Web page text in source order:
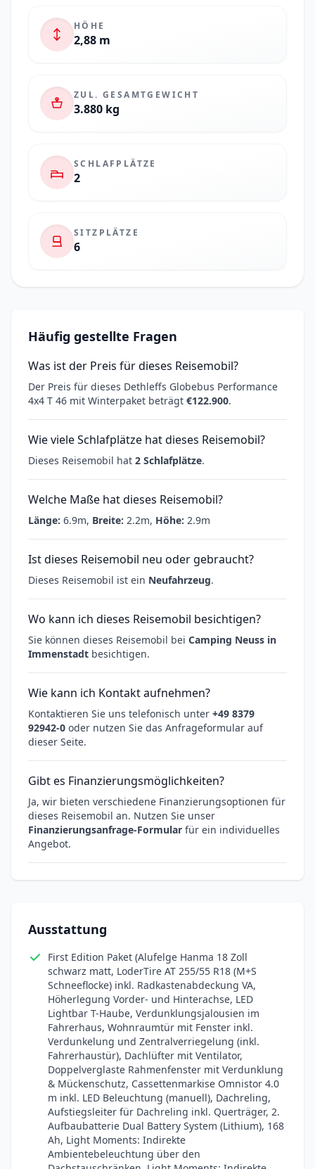
HÖHE
2,88 m
ZUL. GESAMTGEWICHT
3.880 kg
SCHLAFPLÄTZE
2
SITZPLÄTZE
6
Häufig gestellte Fragen
Was ist der Preis für dieses Reisemobil?
Der Preis für dieses Dethleffs Globebus Performance
4x4 T 46 mit Winterpaket beträgt €122.900.
Wie viele Schlafplätze hat dieses Reisemobil?
Dieses Reisemobil hat 2 Schlafplätze.
Welche Maße hat dieses Reisemobil?
Länge: 6.9m, Breite: 2.2m, Höhe: 2.9m
Ist dieses Reisemobil neu oder gebraucht?
Dieses Reisemobil ist ein Neufahrzeug.
Wo kann ich dieses Reisemobil besichtigen?
Sie können dieses Reisemobil bei Camping Neuss in
Immenstadt besichtigen.
Wie kann ich Kontakt aufnehmen?
Kontaktieren Sie uns telefonisch unter +49 8379
92942-0 oder nutzen Sie das Anfrageformular auf
dieser Seite.
Gibt es Finanzierungsmöglichkeiten?
Ja, wir bieten verschiedene Finanzierungsoptionen für
dieses Reisemobil an. Nutzen Sie unser
Finanzierungsanfrage-Formular für ein individuelles
Angebot.
Ausstattung
First Edition Paket (Alufelge Hanma 18 Zoll
schwarz matt, LoderTire AT 255/55 R18 (M+S
Schneeflocke) inkl. Radkastenabdeckung VA,
Höherlegung Vorder- und Hinterachse, LED
Lightbar T-Haube, Verdunklungsjalousien im
Fahrerhaus, Wohnraumtür mit Fenster inkl.
Verdunkelung und Zentralverriegelung (inkl.
Fahrerhaustür), Dachlüfter mit Ventilator,
Doppelverglaste Rahmenfenster mit Verdunklung
& Mückenschutz, Cassettenmarkise Omnistor 4.0
m inkl. LED Beleuchtung (manuell), Dachreling,
Aufstiegsleiter für Dachreling inkl. Querträger, 2.
Aufbaubatterie Dual Battery System (Lithium), 168
Ah, Light Moments: Indirekte
Ambientebeleuchtung über den